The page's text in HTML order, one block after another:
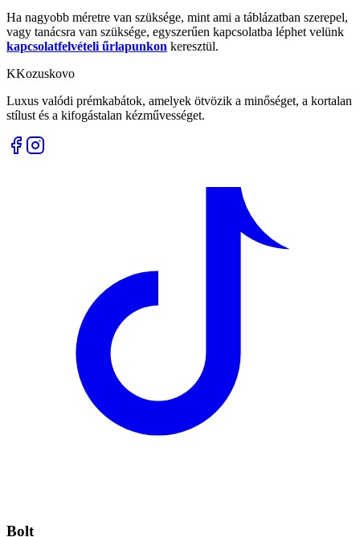
Ha nagyobb méretre van szüksége, mint ami a táblázatban szerepel,
vagy tanácsra van szüksége, egyszerűen kapcsolatba léphet velünk
kapcsolatfelvételi űrlapunkon keresztül.
KKozuskovo
Luxus valódi prémkabátok, amelyek ötvözik a minőséget, a kortalan
stílust és a kifogástalan kézművességet.
Bolt